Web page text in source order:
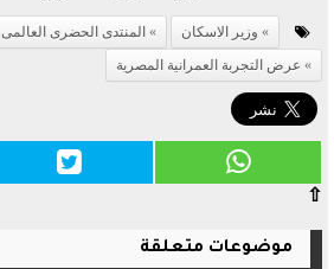
وزير الاسكان
المنتدى الحضرى العالمى
عرض التجربة العمرانية المصرية
⇧
موضوعات متعلقة